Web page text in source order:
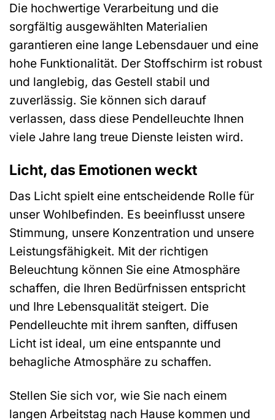
Die hochwertige Verarbeitung und die
sorgfältig ausgewählten Materialien
garantieren eine lange Lebensdauer und eine
hohe Funktionalität. Der Stoffschirm ist robust
und langlebig, das Gestell stabil und
zuverlässig. Sie können sich darauf
verlassen, dass diese Pendelleuchte Ihnen
viele Jahre lang treue Dienste leisten wird.
Licht, das Emotionen weckt
Das Licht spielt eine entscheidende Rolle für
unser Wohlbefinden. Es beeinflusst unsere
Stimmung, unsere Konzentration und unsere
Leistungsfähigkeit. Mit der richtigen
Beleuchtung können Sie eine Atmosphäre
schaffen, die Ihren Bedürfnissen entspricht
und Ihre Lebensqualität steigert. Die
Pendelleuchte mit ihrem sanften, diffusen
Licht ist ideal, um eine entspannte und
behagliche Atmosphäre zu schaffen.
Stellen Sie sich vor, wie Sie nach einem
langen Arbeitstag nach Hause kommen und